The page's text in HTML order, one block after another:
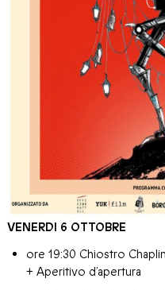
VENERDI 6 OTTOBRE
ore 19:30 Chiostro
+ Aperitivo d’apertura